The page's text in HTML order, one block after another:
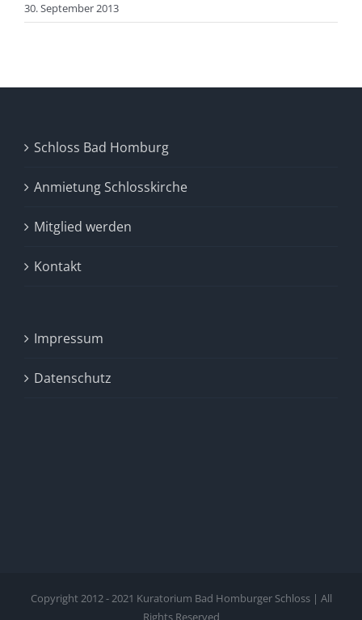
30. September 2013
Schloss Bad Homburg
Anmietung Schlosskirche
Mitglied werden
Kontakt
Impressum
Datenschutz
Copyright 2012 - 2021 Kuratorium Bad Homburger Schloss | All
Rights Reserved